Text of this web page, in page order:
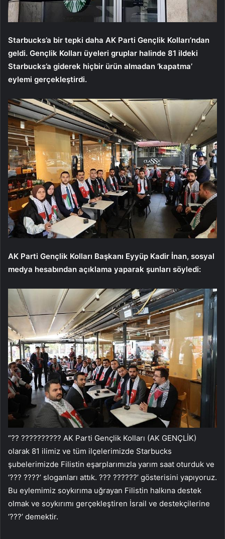
Starbucks’a bir tepki daha AK Parti Gençlik Kolları’ndan
geldi. Gençlik Kolları üyeleri gruplar halinde 81 ildeki
Starbucks’a giderek hiçbir ürün almadan ‘kapatma’
eylemi gerçekleştirdi.
AK Parti Gençlik Kolları Başkanı Eyyüp Kadir İnan, sosyal
medya hesabından açıklama yaparak şunları söyledi:
“?? ?????????? AK Parti Gençlik Kolları (AK GENÇLİK)
olarak 81 ilimiz ve tüm ilçelerimizde Starbucks
şubelerimizde Filistin eşarplarımızla yarım saat oturduk ve
‘??? ????’ sloganları attık. ??? ??????’ gösterisini yapıyoruz.
Bu eylemimiz soykırıma uğrayan Filistin halkına destek
olmak ve soykırımı gerçekleştiren İsrail ve destekçilerine
‘???’ demektir.